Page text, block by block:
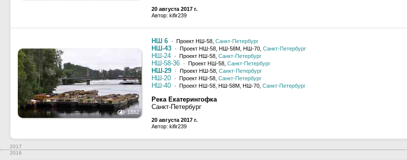
20 августа 2017 г.
Автор: kifir239
1882
НШ 6 · Проект НШ-58, Санкт-Петербург
НШ-43 · Проект НШ-58, НШ-58М, НШ-70, Санкт-Петербург
НШ-24 · Проект НШ-58, Санкт-Петербург
НШ-58-36 · Проект НШ-58, Санкт-Петербург
НШ-29 · Проект НШ-58, Санкт-Петербург
НШ-20 · Проект НШ-58, Санкт-Петербург
НШ-40 · Проект НШ-58, НШ-58М, НШ-70, Санкт-Петербург
Река Екатерингофка
Санкт-Петербург
20 августа 2017 г.
Автор: kifir239
2017
2016